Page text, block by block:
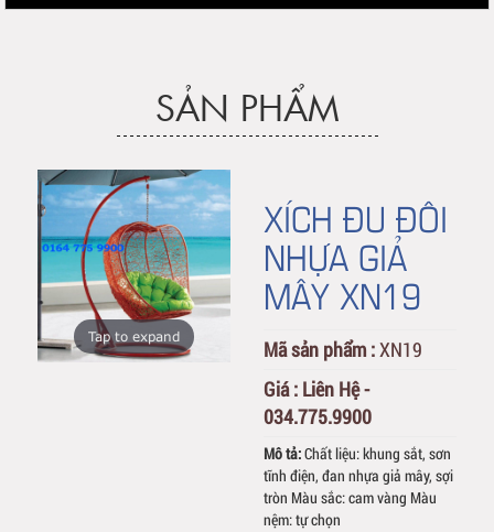
SẢN PHẨM
Tap to expand
XÍCH ĐU ĐÔI
NHỰA GIẢ
MÂY XN19
Mã sản phẩm :XN19
Giá : Liên Hệ -
034.775.9900
Mô tả:Chất liệu: khung sắt, sơn
tĩnh điện, đan nhựa giả mây, sợi
tròn Màu sắc: cam vàng Màu
nệm: tự chọn